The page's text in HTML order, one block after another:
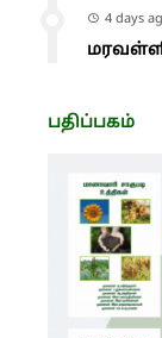
4 days
பதிப்பகம்